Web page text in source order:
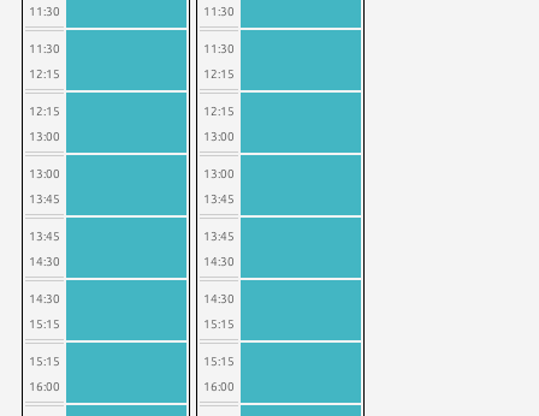
11:30
11:30
12:15
12:15
13:00
13:00
13:45
13:45
14:30
14:30
15:15
15:15
16:00
11:30
11:30
12:15
12:15
13:00
13:00
13:45
13:45
14:30
14:30
15:15
15:15
16:00